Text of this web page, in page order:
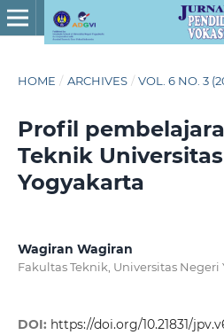
HOME / ARCHIVES / VOL. 6 NO. 3
Profil
Teknik
Yogyakarta
Wagiran Wagiran
Fakultas Teknik, Universitas Negeri
DOI: https://doi.org/10.21831/